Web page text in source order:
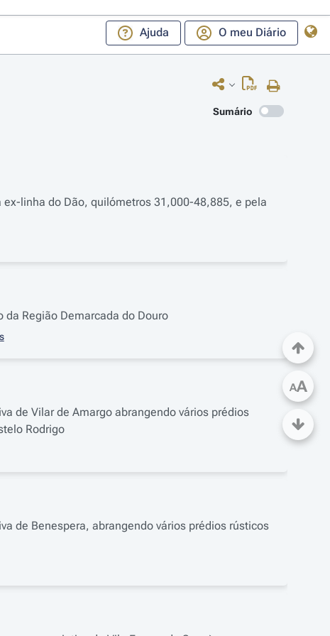
Ajuda O meu Diário
Sumário
linha do Dão, quilómetros 31,000-48,885, e pela
Região Demarcada do Douro
de Vilar de Amargo abrangendo vários prédios
Rodrigo
de Benespera, abrangendo vários prédios rústicos
AA